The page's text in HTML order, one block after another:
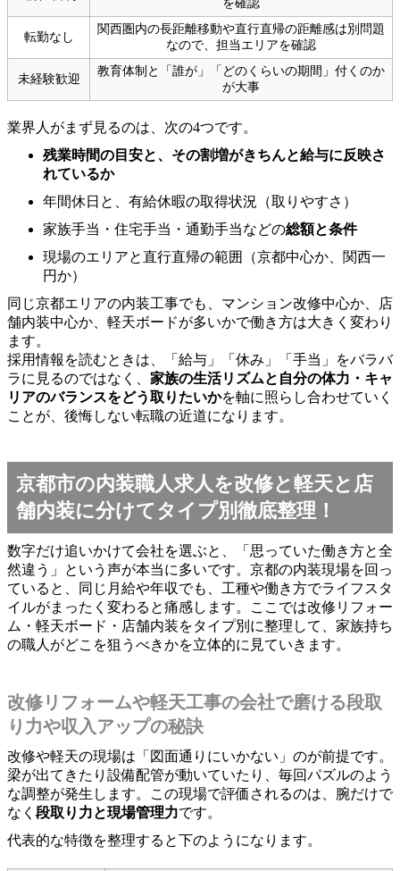
を確認
転勤なし
関西圏内の長距離移動や直行直帰の距離感は別問題
なので、担当エリアを確認
未経験歓迎
教育体制と「誰が」「どのくらいの期間」付くのか
が大事
業界人がまず見るのは、次の4つです。
残業時間の目安と、その割増がきちんと給与に反映さ
れているか
年間休日と、有給休暇の取得状況（取りやすさ）
家族手当・住宅手当・通勤手当などの総額と条件
現場のエリアと直行直帰の範囲（京都中心か、関西一
円か）
同じ京都エリアの内装工事でも、マンション改修中心か、店
舗内装中心か、軽天ボードが多いかで働き方は大きく変わり
ます。
採用情報を読むときは、「給与」「休み」「手当」をバラバ
ラに見るのではなく、 家族の生活リズムと自分の体力・キャ
リアのバランスをどう取りたいかを軸に照らし合わせていく
ことが、後悔しない転職の近道になります。
京都市の内装職人求人を改修と軽天と店
舗内装に分けてタイプ別徹底整理！
数字だけ追いかけて会社を選ぶと、「思っていた働き方と全
然違う」という声が本当に多いです。京都の内装現場を回っ
ていると、同じ月給や年収でも、工種や働き方でライフスタ
イルがまったく変わると痛感します。ここでは改修リフォー
ム・軽天ボード・店舗内装をタイプ別に整理して、家族持ち
の職人がどこを狙うべきかを立体的に見ていきます。
改修リフォームや軽天工事の会社で磨ける段取
り力や収入アップの秘訣
改修や軽天の現場は「図面通りにいかない」のが前提です。
梁が出てきたり設備配管が動いていたり、毎回パズルのよう
な調整が発生します。この現場で評価されるのは、腕だけで
なく 段取り力と現場管理力です。
代表的な特徴を整理すると下のようになります。